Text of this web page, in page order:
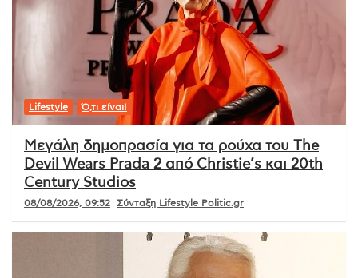
Lifestyle Ό,τι είναι!
Μεγάλη δημοπρασία για τα ρούχα του The
Devil Wears Prada 2 από Christie’s και 20th
Century Studios
08/08/2026, 09:52 Σύνταξη Lifestyle Politic.gr